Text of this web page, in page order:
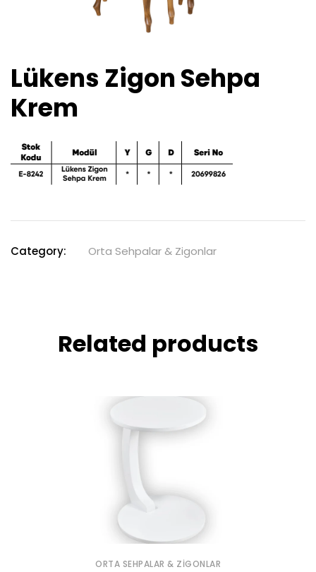
Lükens Zigon Sehpa
Krem
Category: Orta Sehpalar & Zigonlar
Related products
ORTA SEHPALAR & ZIGONLAR